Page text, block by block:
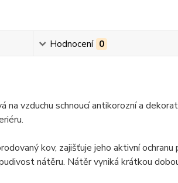
Hodnocení 0
na vzduchu schnoucí antikorozní a
kov, zajišťuje jeho aktivní
nátěru. Nátěr vyniká krátkou